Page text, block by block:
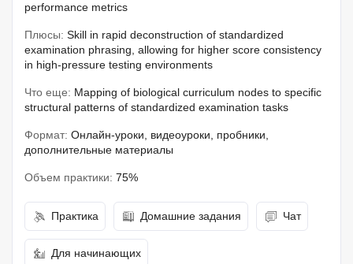
performance metrics
Плюсы: Skill in rapid deconstruction of standardized
examination phrasing, allowing for higher score consistency
in high-pressure testing environments
Что еще: Mapping of biological curriculum nodes to specific
structural patterns of standardized examination tasks
Формат: Онлайн-уроки, видеоуроки, пробники,
дополнительные материалы
Объем практики: 75%
Практика Домашние задания Чат
Для начинающих